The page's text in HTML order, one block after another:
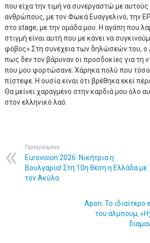
που είχα την τιμή να συνεργαστώ με
ανθρώπους, με τον Φωκά Ευαγγελινό, την
στο stage, με την ομάδα μου. Η αγάπη που
στιγμή είναι αυτή που με κάνει να
φόβος».Στη συνέχεια των δηλώσεών του, ο
πως δεν τον βάρυναν οι προσδοκίες για τη
που μου φορτώσανε. Χάρηκα πολύ που
πίστεψε. Η ουσία είναι ότι βρέθηκα εκεί
Θα μείνει χαραγμένο στην καρδιά μου όλο
στον ελληνικό λαό.
Προηγούμενο
Eurovision 2026: Νικήτρια η
Βουλγαρία! Στη 10η θέση η Ελλάδα με
τον Ακύλα
Apon: Το ιδιαίτερο
του άλμπουμ,